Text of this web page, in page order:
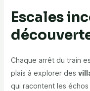
Escales
Chaque arrêt du train
plais à explorer des
qui racontent les